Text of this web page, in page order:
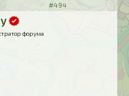
#494
форума